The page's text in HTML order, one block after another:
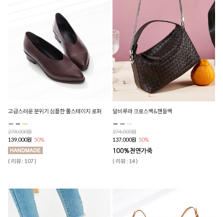
고급스러운 분위기 심플한 풀스테이지 로퍼
278,000원
139,000원 50%
( 리뷰 : 107 )
덜비루라 크로스백&핸들백
274,000원
137,000원 50%
( 리뷰 : 14 )